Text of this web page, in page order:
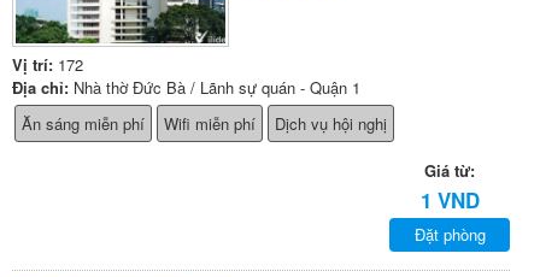
Vị trí: 172
Địa chỉ: Nhà thờ Đức Bà / Lãnh sự quán - Quận 1
Ăn sáng miễn phí
Wifi miễn phí Dịch vụ hội nghị
Giá từ:
1 VND
Đặt phòng